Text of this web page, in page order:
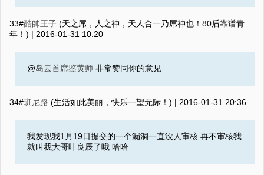
33#酷帥王子 (天之屌，人之神，天人合一乃屌神也！80后靠谱青
年！) | 2016-01-31 10:20
@岛云首席鉴黄师 非常赞同你的意见
34#班尼路 (生活如此美丽，快乐一望无际！) | 2016-01-31 20:36
我发现我1月19日提交的一个漏洞一直没人审核 再不审核我
就叫我大哥叶良辰了哦 哈哈